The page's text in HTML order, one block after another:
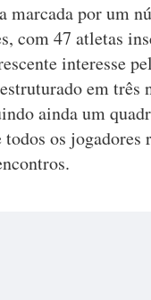
marcada por um
com 47 atletas
interesse
em três
ainda um
todos os jogadores